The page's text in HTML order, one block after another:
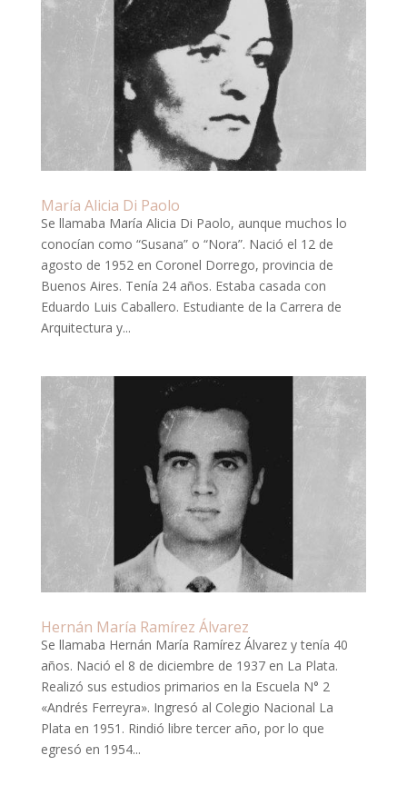
María Alicia Di Paolo
Se llamaba María Alicia Di Paolo, aunque muchos lo
conocían como “Susana” o “Nora”. Nació el 12 de
agosto de 1952 en Coronel Dorrego, provincia de
Buenos Aires. Tenía 24 años. Estaba casada con
Eduardo Luis Caballero. Estudiante de la Carrera de
Arquitectura y...
Hernán María Ramírez Álvarez
Se llamaba Hernán María Ramírez Álvarez y tenía 40
años. Nació el 8 de diciembre de 1937 en La Plata.
Realizó sus estudios primarios en la Escuela N° 2
«Andrés Ferreyra». Ingresó al Colegio Nacional La
Plata en 1951. Rindió libre tercer año, por lo que
egresó en 1954...